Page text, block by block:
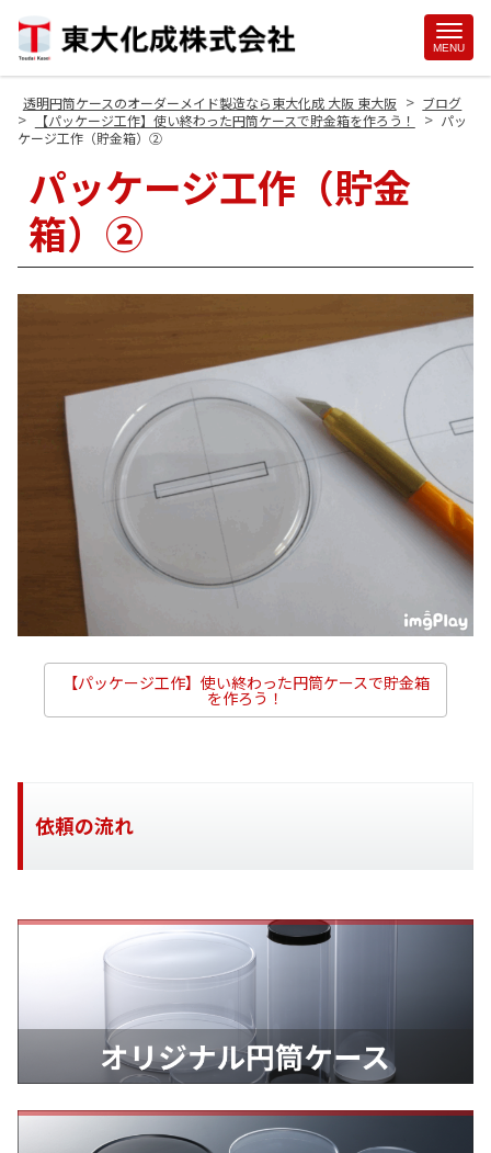
MENU
透明円筒ケースのオーダーメイド製造なら東大化成 大阪 東大阪 > ブログ
> 【パッケージ工作】使い終わった円筒ケースで貯金箱を作ろう！ > パッ
ケージ工作（貯金箱）②
パッケージ工作（貯金
箱）②
【パッケージ工作】使い終わった円筒ケースで貯金箱
を作ろう！
依頼の流れ
Site
Footer